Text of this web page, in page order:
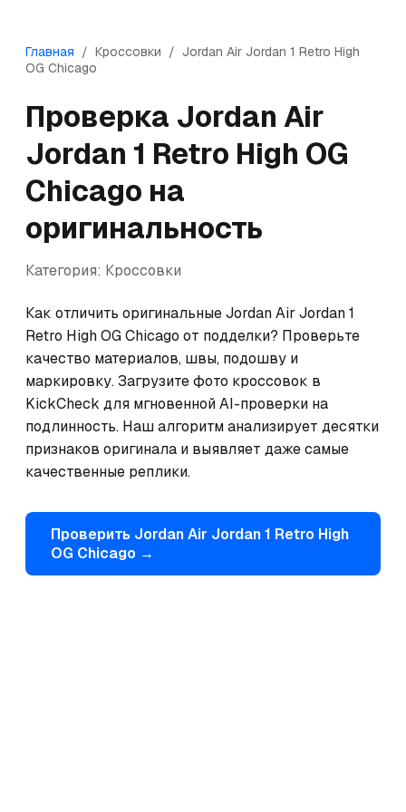
Главная / Кроссовки / Jordan Air Jordan 1 Retro High
OG Chicago
Проверка Jordan Air
Jordan 1 Retro High OG
Chicago на
оригинальность
Категория: Кроссовки
Как отличить оригинальные Jordan Air Jordan 1
Retro High OG Chicago от подделки? Проверьте
качество материалов, швы, подошву и
маркировку. Загрузите фото кроссовок в
KickCheck для мгновенной AI-проверки на
подлинность. Наш алгоритм анализирует десятки
признаков оригинала и выявляет даже самые
качественные реплики.
Проверить JordanAir Jordan 1 Retro High
OG Chicago →